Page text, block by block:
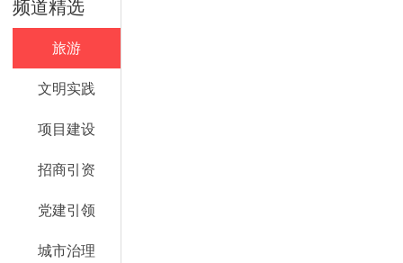
频道精选
旅游
文明实践
项目建设
招商引资
党建引领
城市治理